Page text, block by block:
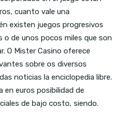
cuanto vale una
existen juegos progresivos
de unos pocos miles que son
O Mister Casino oferece
sobre os diversos
noticias la enciclopedia libre.
en euros posibilidad de
de bajo costo, siendo.